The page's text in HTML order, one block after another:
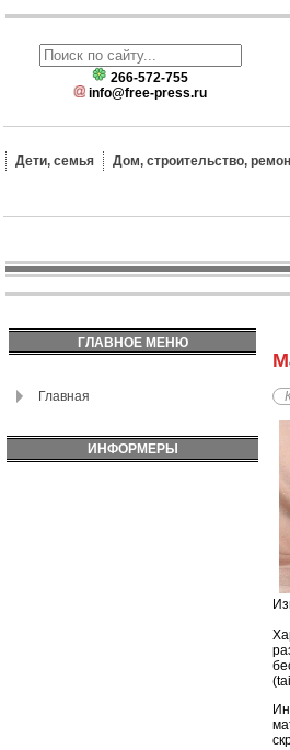
266-572-755
info@free-press.ru
Дети, семья Дом, строительство,
ГЛАВНОЕ МЕНЮ
Главная
ИНФОРМЕРЫ